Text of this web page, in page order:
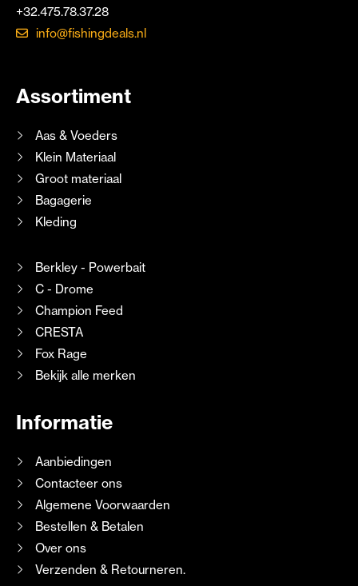
+32.475.78.37.28
info@fishingdeals.nl
Assortiment
Aas & Voeders
Klein Materiaal
Groot materiaal
Bagagerie
Kleding
Berkley - Powerbait
C - Drome
Champion Feed
CRESTA
Fox Rage
Bekijk alle merken
Informatie
Aanbiedingen
Contacteer ons
Algemene Voorwaarden
Bestellen & Betalen
Over ons
Verzenden & Retourneren.